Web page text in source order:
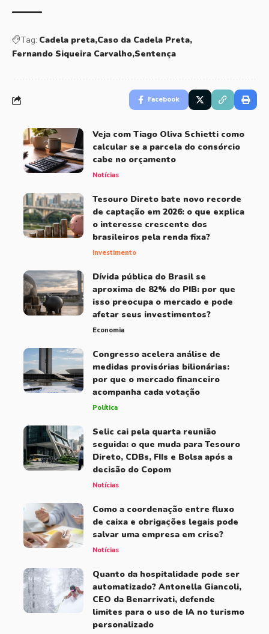
Tag: Cadela preta Caso da Cadela Preta
Fernando Siqueira Carvalho Sentença
Facebook
Veja com Tiago Oliva Schietti como
calcular se a parcela do consórcio
cabe no orçamento
Notícias
Tesouro Direto bate novo recorde
de captação em 2026: o que explica
o interesse crescente dos
brasileiros pela renda fixa?
Investimento
Dívida pública do Brasil se
aproxima de 82% do PIB: por que
isso preocupa o mercado e pode
afetar seus investimentos?
Economia
Congresso acelera análise de
medidas provisórias bilionárias:
por que o mercado financeiro
acompanha cada votação
Política
Selic cai pela quarta reunião
seguida: o que muda para Tesouro
Direto, CDBs, FIIs e Bolsa após a
decisão do Copom
Notícias
Como a coordenação entre fluxo
de caixa e obrigações legais pode
salvar uma empresa em crise?
Notícias
Quanto da hospitalidade pode ser
automatizado? Antonella Giancoli,
CEO da Benarrivati, defende
limites para o uso de IA no turismo
personalizado